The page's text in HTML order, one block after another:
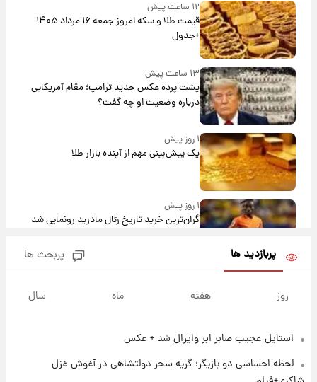
۱۲ ساعت پیش
قیمت طلا و سکه امروز جمعه ۱۶ مرداد ۱۴۰۵
+جدول
۱۳ ساعت پیش
پشت پرده عکس جدید ترامپ؛ مقام آمریکایی
درباره وضعیت او چه گفت؟
۱ روز پیش
یک پیش‌بینی مهم از آینده بازار طلا
۱ روز پیش
گران‌ترین خرید تاریخ رئال مادرید رونمایی شد
روزها پربارش‌تر خواهند بود؟
۱ روز پیش
شد؛ تیکدری، محبی و سرگیف با اعداد ویژه
پربازدید ها پربحث ها
روز هفته ماه سال
استایل عجیب صابر ابر وایرال شد + عکس
لحظه احساسی دو بازیگر؛ گریه سحر دولتشاهی در آغوش غزل